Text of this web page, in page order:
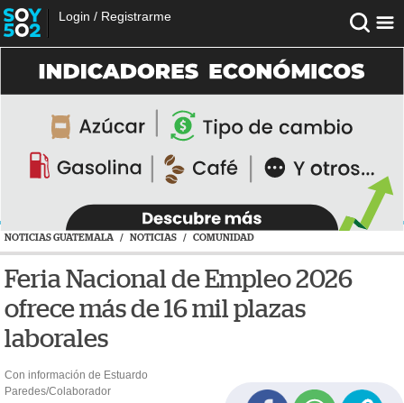
Login / Registrarme
NOTICIAS GUATEMALA / NOTICIAS / COMUNIDAD
Feria Nacional de Empleo 2026
ofrece más de 16 mil plazas
laborales
Con información de Estuardo
Paredes/Colaborador